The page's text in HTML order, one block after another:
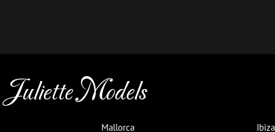
Juliette Models
Mallorca Ibiza